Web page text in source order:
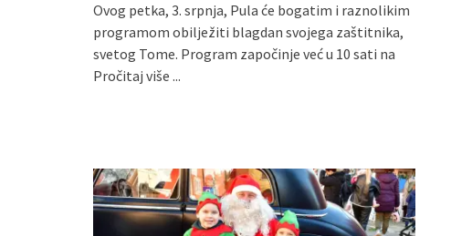
Ovog petka, 3. srpnja, Pula će bogatim i raznolikim
programom obilježiti blagdan svojega zaštitnika,
svetog Tome. Program započinje već u 10 sati na
Pročitaj više ...